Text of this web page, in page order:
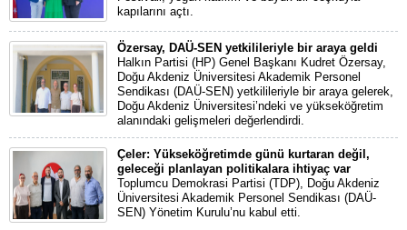
kapılarını açtı.
Özersay, DAÜ-SEN yetkilileriyle bir araya geldi
Halkın Partisi (HP) Genel Başkanı Kudret Özersay,
Doğu Akdeniz Üniversitesi Akademik Personel
Sendikası (DAÜ-SEN) yetkilileriyle bir araya gelerek,
Doğu Akdeniz Üniversitesi’ndeki ve yükseköğretim
alanındaki gelişmeleri değerlendirdi.
Çeler: Yükseköğretimde günü kurtaran değil,
geleceği planlayan politikalara ihtiyaç var
Toplumcu Demokrasi Partisi (TDP), Doğu Akdeniz
Üniversitesi Akademik Personel Sendikası (DAÜ-
SEN) Yönetim Kurulu’nu kabul etti.